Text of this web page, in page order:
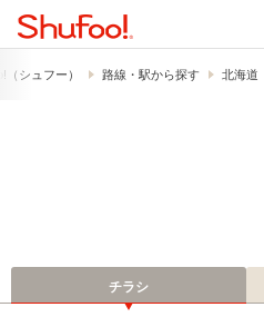
シュフー） 路線・駅から探す 北海道
チラシ